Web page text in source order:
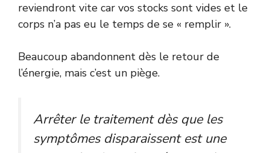
reviendront vite car vos stocks sont vides et le
corps n’a pas eu le temps de se « remplir ».
Beaucoup abandonnent dès le retour de
l’énergie, mais c’est un piège.
Arrêter le traitement dès que les
symptômes disparaissent est une